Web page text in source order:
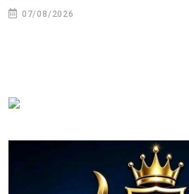
07/08/2026